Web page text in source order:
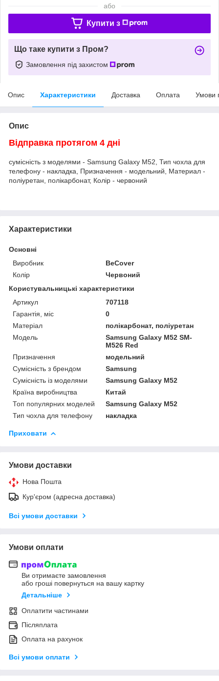
або
Купити з
Що таке купити з Пром?
Замовлення під захистом
Опис Характеристики Доставка Оплата Умови
Опис
Відправка протягом 4 дні
сумісність з моделями - Samsung Galaxy M52, Тип чохла для
телефону - накладка, Призначення - модельний, Материал -
поліуретан, полікарбонат, Колір - червоний
Характеристики
Основні
Виробник
BeCover
Колір
Червоний
Користувальницькі характеристики
Артикул
707118
Гарантія, міс
0
Матеріал
полікарбонат, поліуретан
Мoдель
Samsung Galaxy M52 SM-
M526 Red
Призначення
модельний
Сумісність з брендом
Samsung
Сумісність із моделями
Samsung Galaxy M52
Країна виробництва
Китай
Топ популярних моделей
Samsung Galaxy M52
Тип чохла для телефону
накладка
Приховати
Умови доставки
Нова Пошта
Кур'єром (адресна доставка)
Всі умови доставки
Умови оплати
Ви отримаєте замовлення
або гроші повернуться на вашу картку
Детальніше
Оплатити частинами
Післяплата
Оплата на рахунок
Всі умови оплати